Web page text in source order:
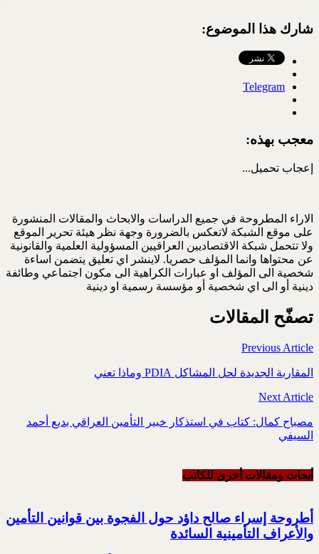
شارك هذا الموضوع:
Telegram
معجب بهذه:
إعجاب تحميل...
الاراء المطروحة في جميع الدراسات والابحاث والمقالات المنشورة
على موقع الشبكة لاتعكس بالضرورة وجهة نظر هيئة تحرير الموقع
ولا تتحمل شبكة الاقتصاديين العراقيين المسؤولية العلمية والقانونية
عن محتواها وانما المؤلف حصريا. لاينشر اي تعليق يتضمن اساءة
شخصية الى المؤلف او عبارات الكراهية الى مكون اجتماعي وطائفة
دينية أو الى اي شخصية أو مؤسسة رسمية او دينية
تصفّح المقالات
Previous Article
المقاربة الجديدة لحل المشاكل PDIA وماذا تعني
Next Article
مصباح كمال: كتاب في استذكار خبير التأمين العراقي بديع أحمد
السيفي
أبحاث ومقالات أخرى للکاتب
أطروحة إسراء صالح داؤد حول الفجوة بين قوانين ‏التأمين
والأعراف التأمينية السائدة